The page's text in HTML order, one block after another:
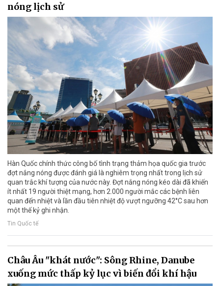
nóng lịch sử
Hàn Quốc chính thức công bố tình trạng thảm họa quốc gia trước
đợt nắng nóng được đánh giá là nghiêm trọng nhất trong lịch sử
quan trắc khí tượng của nước này. Đợt nắng nóng kéo dài đã khiến
ít nhất 19 người thiệt mạng, hơn 2.000 người mắc các bệnh liên
quan đến nhiệt và lần đầu tiên nhiệt độ vượt ngưỡng 42°C sau hơn
một thế kỷ ghi nhận.
Tin Quốc tế
Châu Âu "khát nước": Sông Rhine, Danube
xuống mức thấp kỷ lục vì biến đổi khí hậu